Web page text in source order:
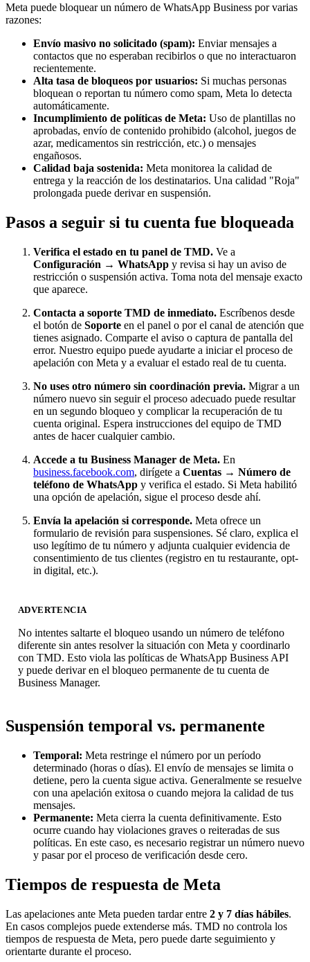
Meta puede bloquear un número de WhatsApp Business por varias
razones:
Envío masivo no solicitado (spam): Enviar mensajes a
contactos que no esperaban recibirlos o que no interactuaron
recientemente.
Alta tasa de bloqueos por usuarios: Si muchas personas
bloquean o reportan tu número como spam, Meta lo detecta
automáticamente.
Incumplimiento de políticas de Meta: Uso de plantillas no
aprobadas, envío de contenido prohibido (alcohol, juegos de
azar, medicamentos sin restricción, etc.) o mensajes
engañosos.
Calidad baja sostenida: Meta monitorea la calidad de
entrega y la reacción de los destinatarios. Una calidad "Roja"
prolongada puede derivar en suspensión.
Pasos a seguir si tu cuenta fue bloqueada
Verifica el estado en tu panel de TMD. Ve a
Configuración → WhatsApp y revisa si hay un aviso de
restricción o suspensión activa. Toma nota del mensaje exacto
que aparece.
Contacta a soporte TMD de inmediato. Escríbenos desde
el botón de Soporte en el panel o por el canal de atención que
tienes asignado. Comparte el aviso o captura de pantalla del
error. Nuestro equipo puede ayudarte a iniciar el proceso de
apelación con Meta y a evaluar el estado real de tu cuenta.
No uses otro número sin coordinación previa. Migrar a un
número nuevo sin seguir el proceso adecuado puede resultar
en un segundo bloqueo y complicar la recuperación de tu
cuenta original. Espera instrucciones del equipo de TMD
antes de hacer cualquier cambio.
Accede a tu Business Manager de Meta. En
business.facebook.com, dirígete a Cuentas → Número de
teléfono de WhatsApp y verifica el estado. Si Meta habilitó
una opción de apelación, sigue el proceso desde ahí.
Envía la apelación si corresponde. Meta ofrece un
formulario de revisión para suspensiones. Sé claro, explica el
uso legítimo de tu número y adjunta cualquier evidencia de
consentimiento de tus clientes (registro en tu restaurante, opt-
in digital, etc.).
ADVERTENCIA
No intentes saltarte el bloqueo usando un número de teléfono
diferente sin antes resolver la situación con Meta y coordinarlo
con TMD. Esto viola las políticas de WhatsApp Business API
y puede derivar en el bloqueo permanente de tu cuenta de
Business Manager.
Suspensión temporal vs. permanente
Temporal: Meta restringe el número por un período
determinado (horas o días). El envío de mensajes se limita o
detiene, pero la cuenta sigue activa. Generalmente se resuelve
con una apelación exitosa o cuando mejora la calidad de tus
mensajes.
Permanente: Meta cierra la cuenta definitivamente. Esto
ocurre cuando hay violaciones graves o reiteradas de sus
políticas. En este caso, es necesario registrar un número nuevo
y pasar por el proceso de verificación desde cero.
Tiempos de respuesta de Meta
Las apelaciones ante Meta pueden tardar entre 2 y 7 días hábiles.
En casos complejos puede extenderse más. TMD no controla los
tiempos de respuesta de Meta, pero puede darte seguimiento y
orientarte durante el proceso.